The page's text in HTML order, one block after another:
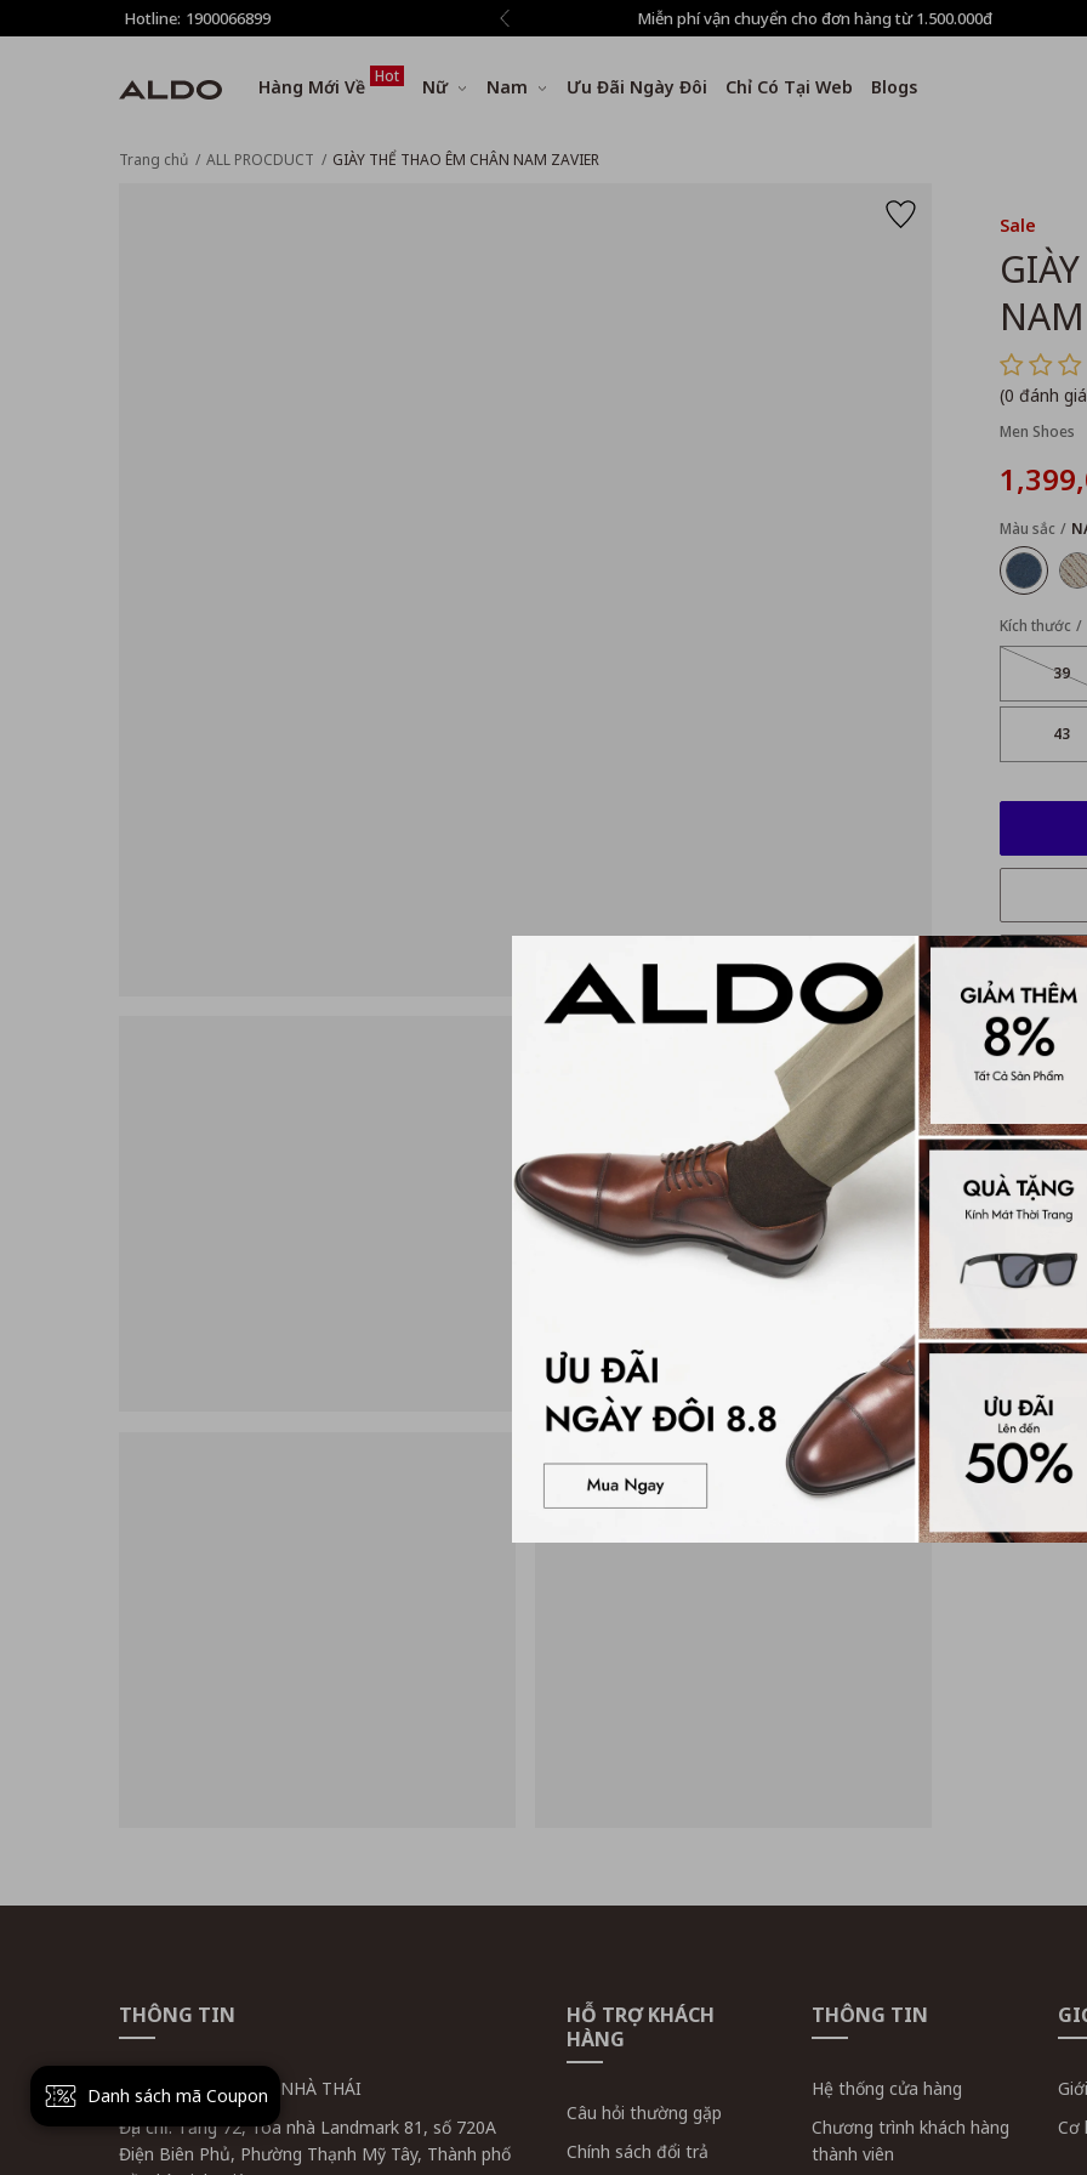
Hotline: 1900066899
thêm 8% tất cả sản phẩm ở bước Thanh toán Miễn phí vận chuyển cho đơn hàng từ 1.500.000đ
Hàng Mới Về Hot Nữ Nam Ưu Đãi Ngày Đôi Chỉ Có Tại Web Blogs
Trang chủ ALL PROCDUCT GIÀY THỂ THAO ÊM CHÂN NAM ZAVIER
Sale
(0 đánh
Men Shoes
Màu sắc
Kích thước
39
43
Mô tả
Đánh
Danh sách mã Coupon
THÔNG TIN
CÔNG TY CỔ PHẦN NHÀ THÁI
Địa chỉ: Tầng 72, Tòa nhà Landmark 81, số 720A
Điện Biên Phủ, Phường Thạnh Mỹ Tây, Thành phố
HỖ TRỢ KHÁCH
HÀNG
Câu hỏi thường gặp
Chính sách đổi trả
THÔNG TIN
Hệ thống cửa hàng
Chương trình khách hàng
thành viên
Cơ